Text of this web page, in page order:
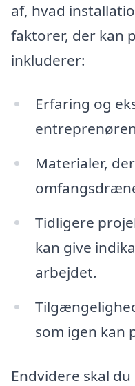
af, hvad
faktorer, der kan
inkluderer:
Erfaring og
Materialer,
Tidligere
kan give
arbejdet.
som igen kan
Endvidere skal